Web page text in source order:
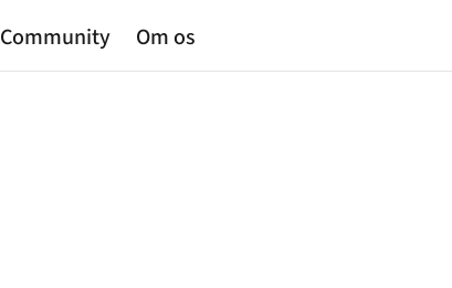
Community Om os